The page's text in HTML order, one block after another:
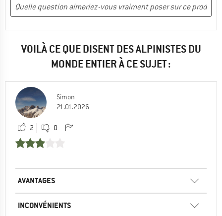
VOILÀ CE QUE DISENT DES ALPINISTES DU
MONDE ENTIER À CE SUJET :
Simon
21.01.2026
2 0
AVANTAGES
INCONVÉNIENTS